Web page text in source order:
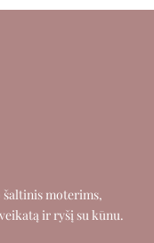
šaltinis moterims,
ir ryšį su kūnu.